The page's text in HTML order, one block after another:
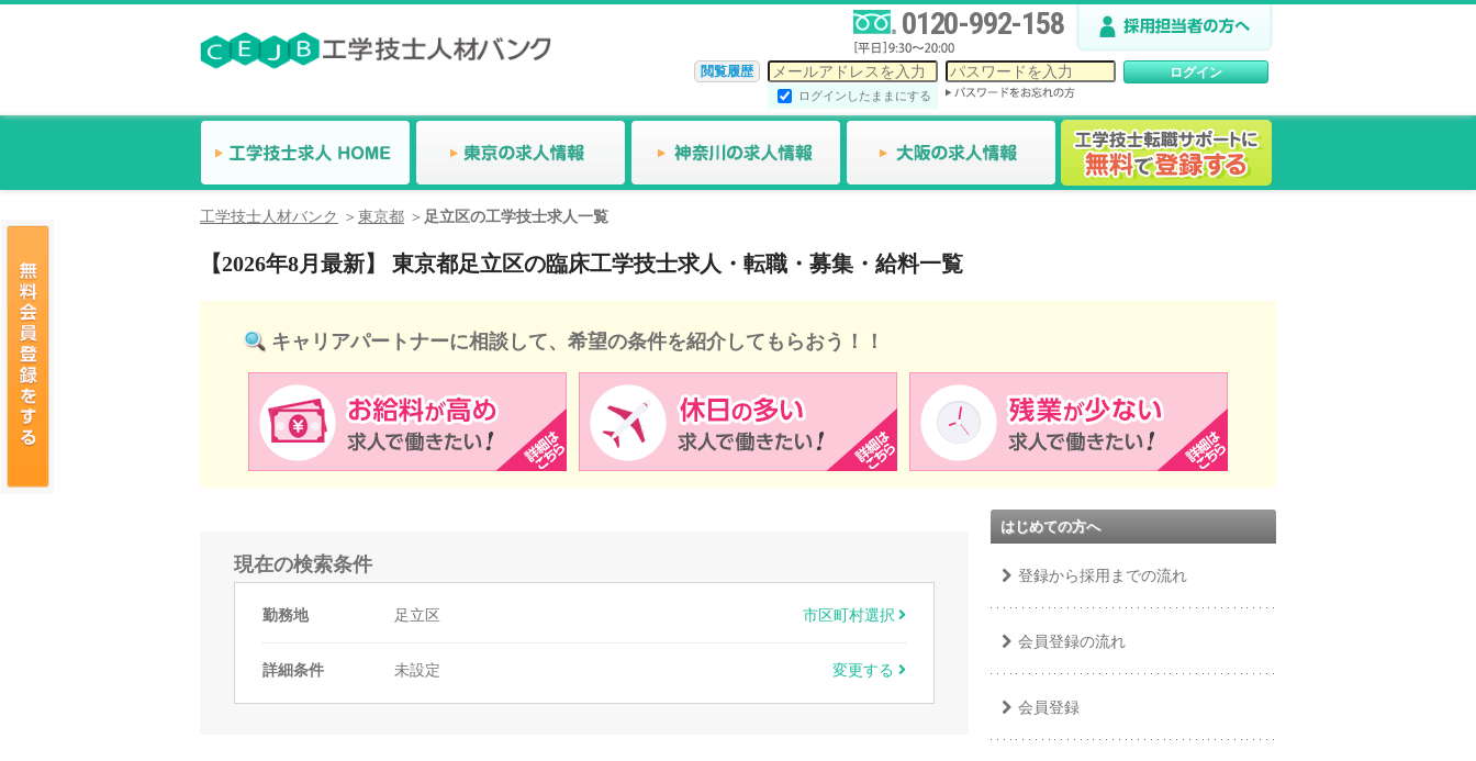
0120-992-158
閲覧履歴
ログインしたままにする
工学技士人材バンク 東京都 足立区の工学技士求人一覧
【2026年8月最新】 東京都足立区の臨床工学技士求人・転職・募集・給料一覧
キャリアパートナーに相談して、希望の条件を紹介してもらおう！！
現在の検索条件
勤務地 足立区 市区町村選択
詳細条件 未設定 変更する
はじめての方へ
登録から採用までの流れ
会員登録の流れ
会員登録